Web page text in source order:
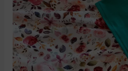
für
Anfänger:innen:
Sommerrock
und
Kimono-